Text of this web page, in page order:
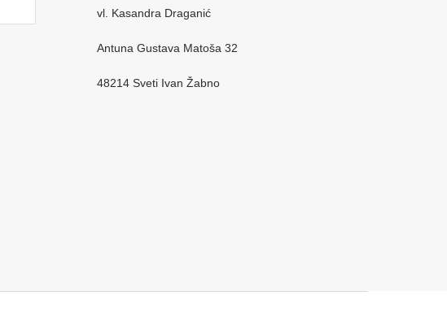
vl. Kasandra Draganić
Antuna Gustava Matoša 32
48214 Sveti Ivan Žabno